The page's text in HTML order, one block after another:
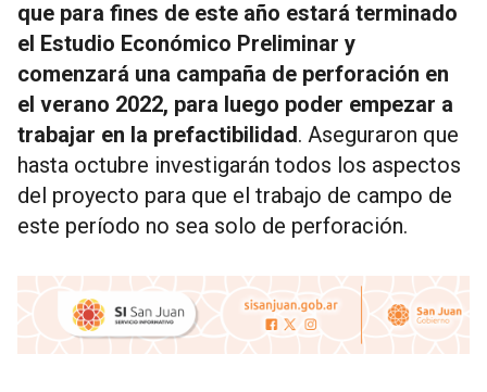
que para fines de este año estará terminado
el Estudio Económico Preliminar y
comenzará una campaña de perforación en
el verano 2022, para luego poder empezar a
trabajar en la prefactibilidad. Aseguraron que
hasta octubre investigarán todos los aspectos
del proyecto para que el trabajo de campo de
este período no sea solo de perforación.